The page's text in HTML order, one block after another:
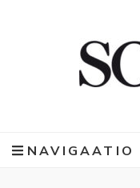
NAVIGAATIO